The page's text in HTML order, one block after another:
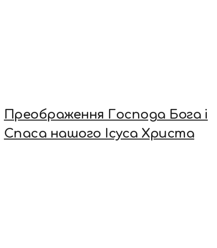
Преображення Господа Бога і
Спаса нашого Ісуса Христа